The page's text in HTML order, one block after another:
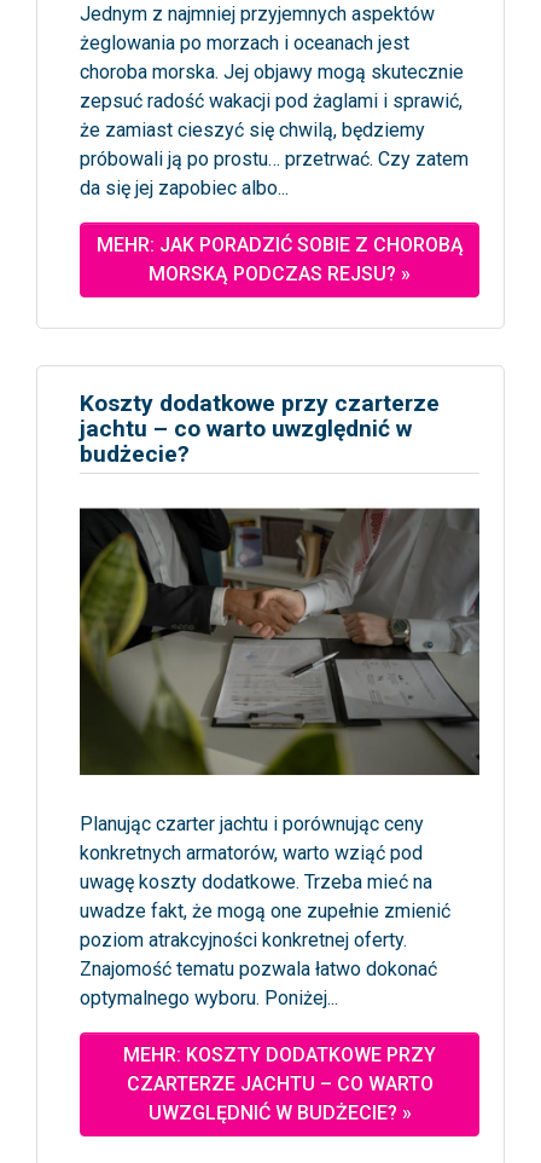
Jednym z najmniej przyjemnych aspektów
żeglowania po morzach i oceanach jest
choroba morska. Jej objawy mogą skutecznie
zepsuć radość wakacji pod żaglami i sprawić,
że zamiast cieszyć się chwilą, będziemy
próbowali ją po prostu… przetrwać. Czy zatem
da się jej zapobiec albo...
MEHR: JAK PORADZIĆ SOBIE Z CHOROBĄ
MORSKĄ PODCZAS REJSU? »
Koszty dodatkowe przy czarterze
jachtu – co warto uwzględnić w
budżecie?
Planując czarter jachtu i porównując ceny
konkretnych armatorów, warto wziąć pod
uwagę koszty dodatkowe. Trzeba mieć na
uwadze fakt, że mogą one zupełnie zmienić
poziom atrakcyjności konkretnej oferty.
Znajomość tematu pozwala łatwo dokonać
optymalnego wyboru. Poniżej...
MEHR: KOSZTY DODATKOWE PRZY
CZARTERZE JACHTU – CO WARTO
UWZGLĘDNIĆ W BUDŻECIE? »